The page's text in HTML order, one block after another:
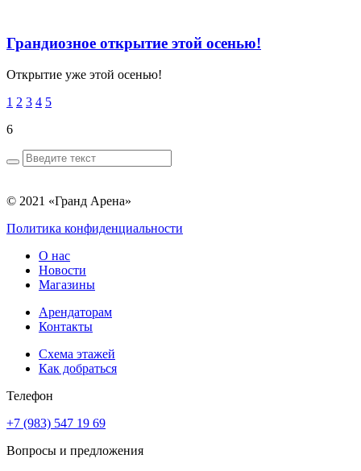
Грандиозное открытие этой осенью!
Открытие уже этой осенью!
1 2 3 4 5
6
© 2021 «Гранд Арена»
Политика конфиденциальности
О нас
Новости
Магазины
Арендаторам
Контакты
Схема этажей
Как добраться
Телефон
+7 (983) 547 19 69
Вопросы и предложения